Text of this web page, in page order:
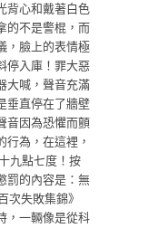
背心和戴著白色
的不是警棍，而
，臉上的表情極
停入庫！罪大惡
大喊，聲音充滿
垂直停在了牆壁
音因為恐懼而顫
為，在這裡，
九點七度！按
罰的內容是：無
失敗集錦》
，一輛像是從科